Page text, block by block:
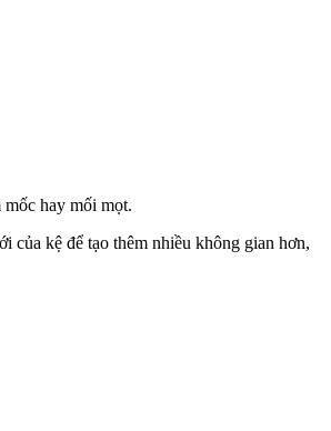
mốc hay mối mọt.
của kệ để tạo thêm nhiều không gian hơn,